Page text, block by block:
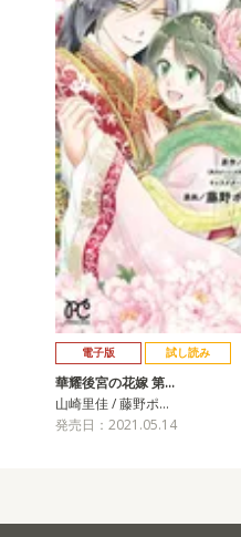
電子版 試し読み
華耀後宮の花嫁 第…
山崎里佳 / 藤野ポ…
発売日：2021.05.14